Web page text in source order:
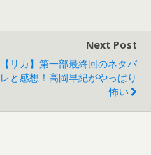
Next Post
【リカ】第一部最終回のネタバ
レと感想！高岡早紀がやっぱり
怖い